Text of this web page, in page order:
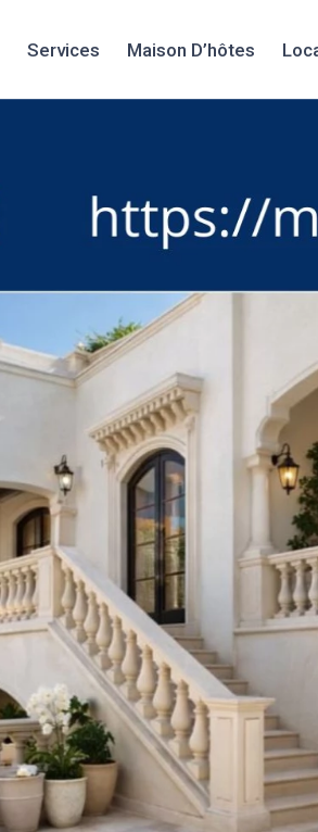
Services Maison D’hôtes